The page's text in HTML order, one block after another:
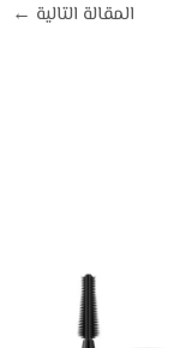
المقالة التالية ←